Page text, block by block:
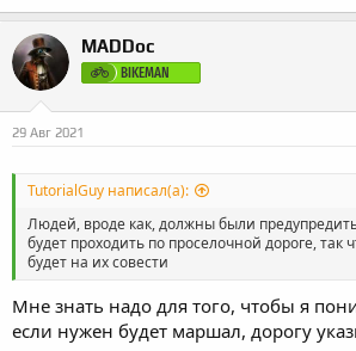
MADDoc
BIKEMAN
29 Авг 2021
TutorialGuy написал(а):
Людей, вроде как, должны были
будет проходить по проселочной дороге, так
будет на их совести
Мне знать надо для того, чтобы я
если нужен будет маршал, дорогу